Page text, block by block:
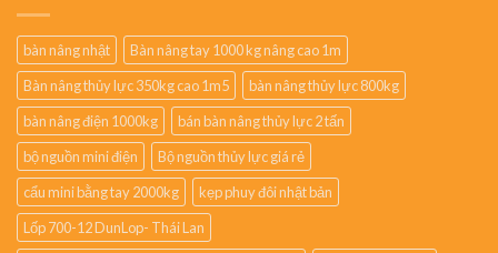
bàn nâng nhật
Bàn nâng tay 1000 kg nâng cao 1m
Bàn nâng thủy lực 350kg cao 1m5
bàn nâng thủy lực 800kg
bàn nâng điện 1000kg
bán bàn nâng thủy lực 2 tấn
bộ nguồn mini điện
Bộ nguồn thủy lực giá rẻ
cẩu mini bằng tay 2000kg
kẹp phuy đôi nhật bản
Lốp 700-12 DunLop- Thái Lan